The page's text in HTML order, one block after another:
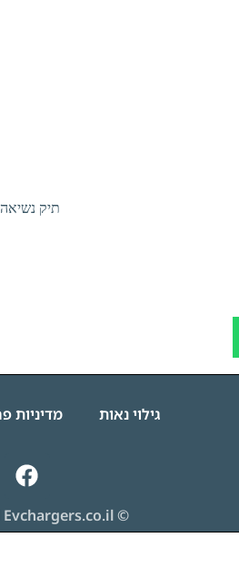
גילוי נאות מדיניות
© All rights reserved Evchargers.co.il